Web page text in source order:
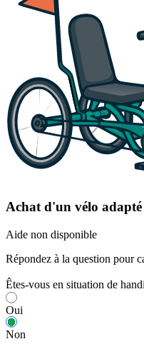
Achat d'un vélo
Aide non disponible
Répondez à la question pour
Êtes-vous en situation de
Oui
Non